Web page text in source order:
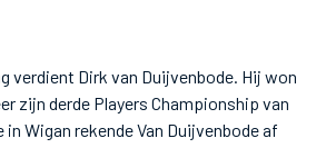
verdient Dirk van Duijvenbode. Hij won
zijn derde Players Championship van
Wigan rekende Van Duijvenbode af